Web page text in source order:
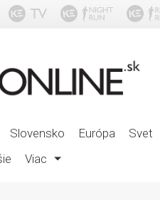
Slovensko Európa Svet
Viac